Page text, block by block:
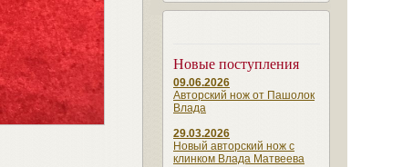
Новые поступления
09.06.2026
Авторский нож от Пашолок
Влада
29.03.2026
Новый авторский нож с
клинком Влада Матвеева